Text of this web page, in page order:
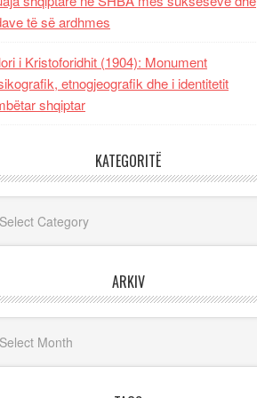
të së ardhmes
i Kristoforidhit (1904): Monument
etnogjeografik dhe i identitetit
shqiptar
KATEGORITË
ARKIV